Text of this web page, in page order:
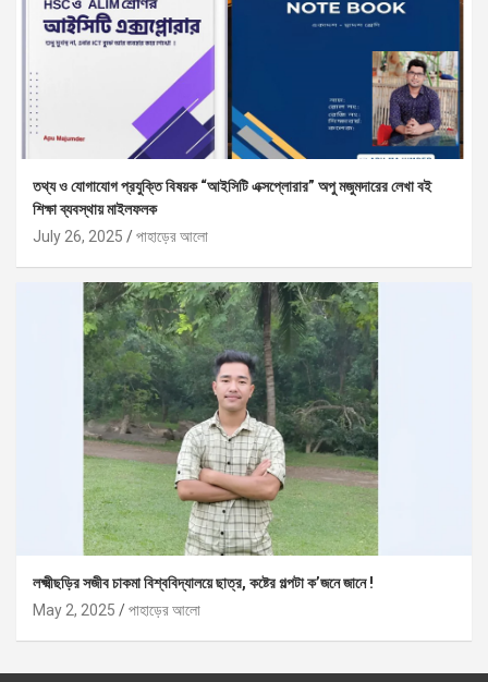
তথ্য ও যোগাযোগ প্রযুক্তি বিষয়ক “আইসিটি এক্সপ্লোরার” অপু মজুমদারের লেখা বই
শিক্ষা ব্যবস্থায় মাইলফলক
July 26, 2025
পাহাড়ের আলো
লক্ষ্মীছড়ির সজীব চাকমা বিশ্ববিদ্যালয়ে ছাত্র, কষ্টের গল্পটা ক’জনে জানে !
May 2, 2025
পাহাড়ের আলো